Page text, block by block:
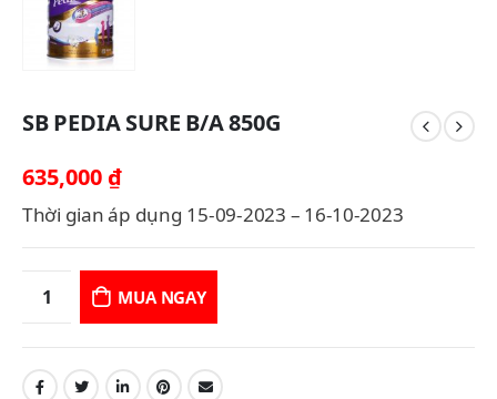
SB PEDIA SURE B/A 850G
635,000 ₫
Thời gian áp dụng 15-09-2023 – 16-10-2023
MUA NGAY